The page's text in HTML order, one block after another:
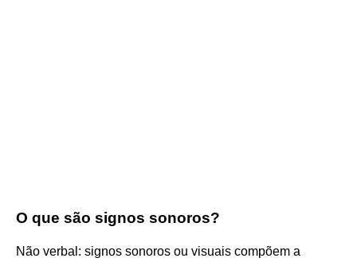
O que são signos sonoros?
Não verbal: signos sonoros ou visuais compõem a